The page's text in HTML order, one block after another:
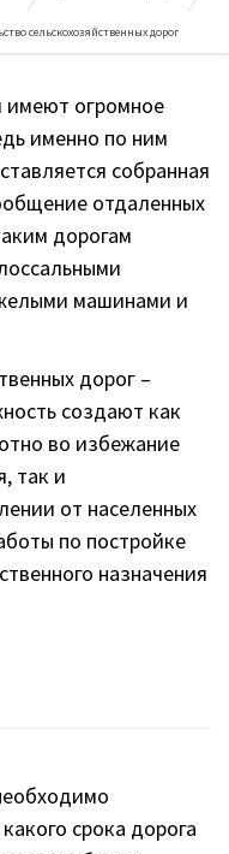
сельскохозяйственных дорог
имеют огромное
именно по ним
собранная
отдаленных
дорогам
машинами и
дорог –
создают как
во избежание
так и
от населенных
по постройке
назначения
срока дорога